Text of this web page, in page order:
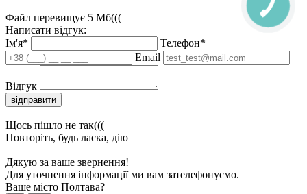
Файл перевищує 5 Мб(((
Написати відгук:
Ім'я*
Телефон*
Email
Відгук
відправити
Щось пішло не так(((
Повторіть, будь ласка, дію
Дякую за ваше звернення!
Для уточнення інформації ми вам зателефонуємо.
Ваше місто Полтава?